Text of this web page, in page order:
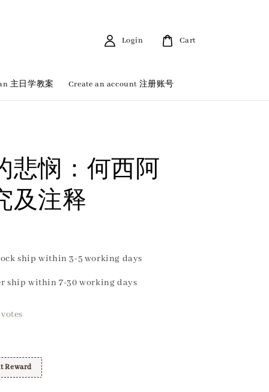
主日学教案 Create an account 注册账号
Login Cart
悲悯：何西阿
及注释
ship within 3-5 working days
ship within 7-30 working days
Reward